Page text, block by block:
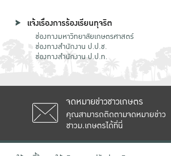
แจ้งเรื่องการร้องเรียนทุจริต
ช่องทางมหาวิทยาลัยเกษตรศาสตร์
ช่องทางสำนักงาน ป.ป.ช.
ช่องทางสำนักงาน ป.ป.ท.
จดหมายข่าวชาวเกษตร
คุณสามารถติดตามจดหมายข่าว
ชาวม.เกษตรได้ที่นี่